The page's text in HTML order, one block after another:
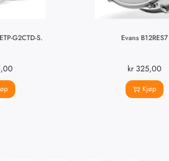
G2CTD-S. Evans B12RES7
kr325,00
Kjøp